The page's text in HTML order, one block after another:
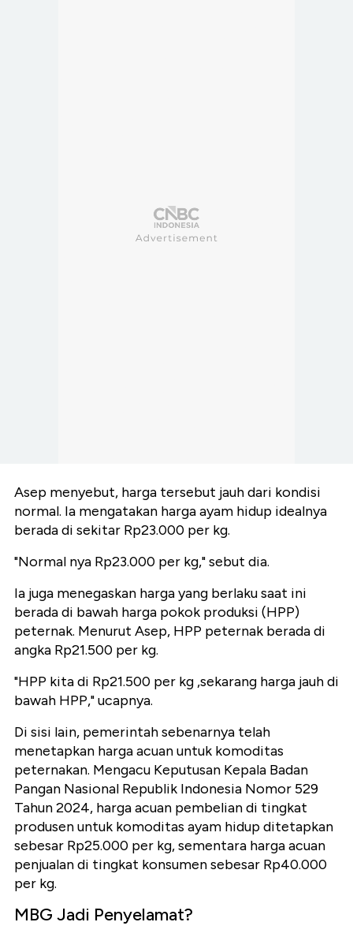
Asep menyebut, harga tersebut jauh dari kondisi
normal. Ia mengatakan harga ayam hidup idealnya
berada di sekitar Rp23.000 per kg.
"Normal nya Rp23.000 per kg," sebut dia.
Ia juga menegaskan harga yang berlaku saat ini
berada di bawah harga pokok produksi (HPP)
peternak. Menurut Asep, HPP peternak berada di
angka Rp21.500 per kg.
"HPP kita di Rp21.500 per kg ,sekarang harga jauh di
bawah HPP," ucapnya.
Di sisi lain, pemerintah sebenarnya telah
menetapkan harga acuan untuk komoditas
peternakan. Mengacu Keputusan Kepala Badan
Pangan Nasional Republik Indonesia Nomor 529
Tahun 2024, harga acuan pembelian di tingkat
produsen untuk komoditas ayam hidup ditetapkan
sebesar Rp25.000 per kg, sementara harga acuan
penjualan di tingkat konsumen sebesar Rp40.000
per kg.
MBG Jadi Penyelamat?